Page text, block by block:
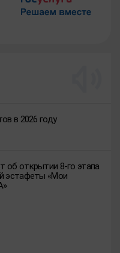
в 2026 году
об открытии 8-го этапа
эстафеты «Мои